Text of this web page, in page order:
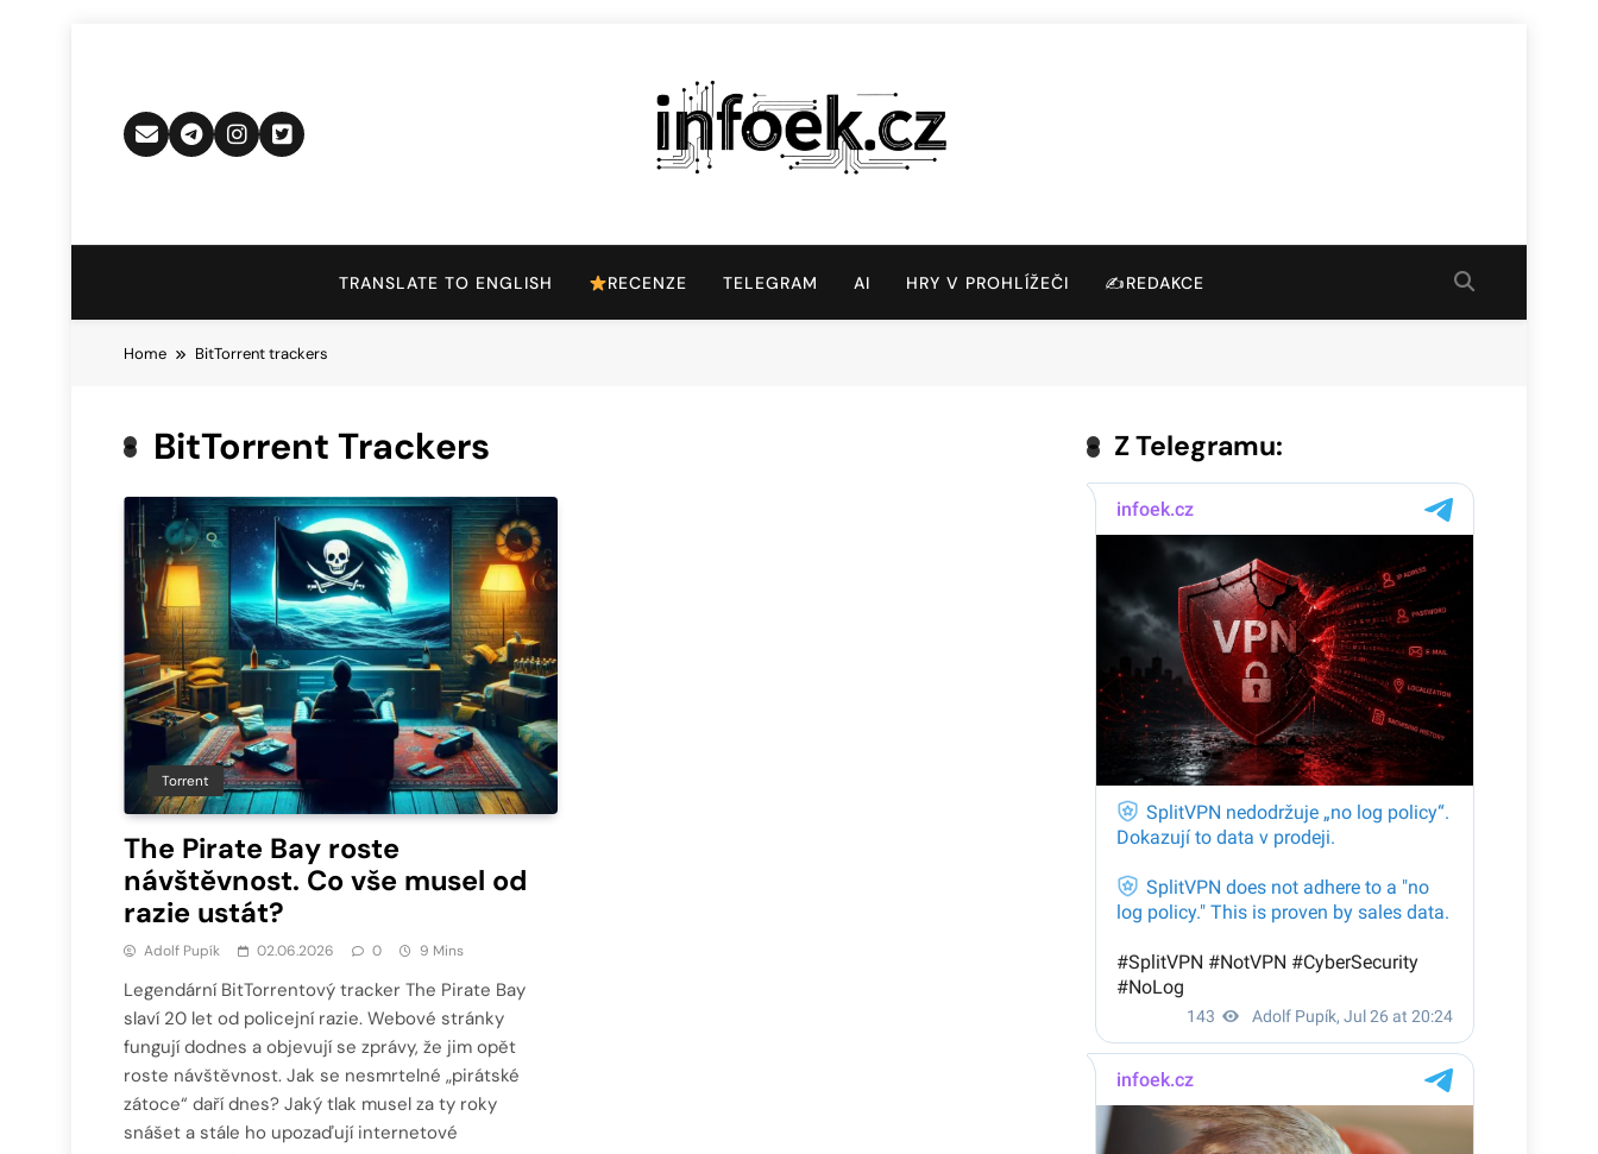
Infoek.cz
TRANSLATE TO ENGLISH RECENZE TELEGRAM AI HRY V PROHLÍŽEČI ✍️REDAKCE
Home BitTorrent trackers
BitTorrent Trackers
Torrent
The Pirate Bay roste
návštěvnost. Co vše musel od
razie ustát?
Adolf Pupík 02.06.2026 0 9 Mins
Legendární BitTorrentový tracker The Pirate Bay
slaví 20 let od policejní razie. Webové stránky
fungují dodnes a objevují se zprávy, že jim opět
roste návštěvnost. Jak se nesmrtelné „pirátské
zátoce“ daří dnes? Jaký tlak musel za ty roky
snášet a stále ho upozaďují internetové
Z Telegramu: